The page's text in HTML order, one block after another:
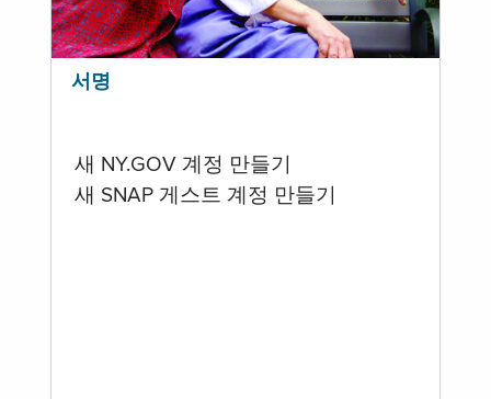
서명
새 NY.GOV 계정 만들기
새 SNAP 게스트 계정 만들기